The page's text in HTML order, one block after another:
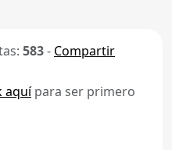
583- Compartir
aquípara ser primero